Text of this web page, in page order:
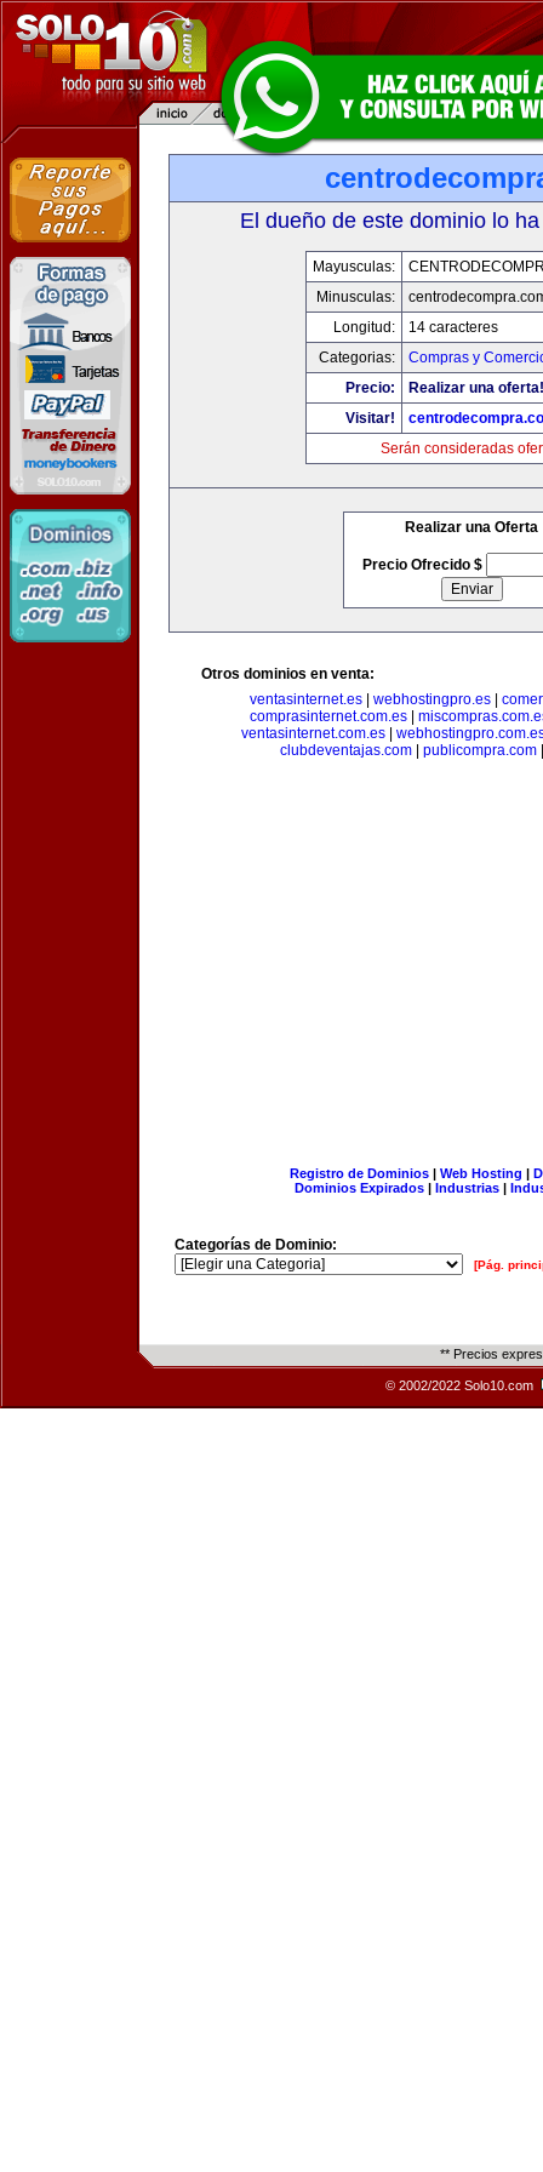
El dueño de este dominio lo
Mayusculas:
Minusculas:
Longitud:
14 caracteres
Categorias:
Compras y
Precio:
Realizar una oferta!
Visitar!
Serán consideradas
Realizar una Oferta
Precio Ofrecido $
Otros dominios en venta:
ventasinternet.es
webhostingpro.es
comprasinternet.com.es|
ventasinternet.com.es|
clubdeventajas.com| publicompra.com
Registro de Dominios| Web Hosting |
Dominios Expirados | Industrias |
Categorías de Dominio:
[Pág.
** Precios
© 2002/2022 Solo10.com